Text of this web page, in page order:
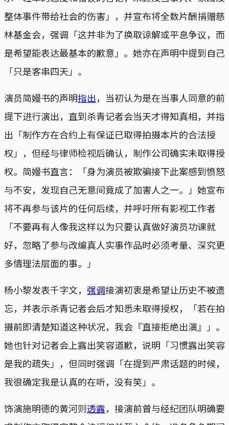
整体事件带给社会的伤害」，并宣布将全数片酬捐赠慈
林基金会，强调「这并非为了换取谅解或平息争议，而
是希望能表达最基本的歉意」。她亦在声明中提到自己
「只是客串四天」。
演员简嫚书的声明指出，当初认为是在当事人同意的前
提下进行演出，直到杀青记者会当天才得知真相，并指
出「制作方在合约上有保证已取得拍摄本片的合法授
权」，但经与律师检视后确认，制作公司确实未取得授
权。简嫚书直言：「身为演员被欺骗接下此案感到愤怒
与不安，发现自己无意间竟成了加害人之一。」她宣布
将不再参与该片的任何后续，并呼吁所有影视工作者
「不要再有人像我这样以为只要认真做好演员功课就
好，忽略了参与改编真人实事作品时必须考量、深究更
多情理法层面的事。」
杨小黎发表千字文， 强调接演初衷是希望让历史不被遗
忘，并表示杀青记者会后才知悉未取得授权，「若在拍
摄前即清楚知道这种状况，我会『直接拒绝出演』」。
她也针对记者会上露出笑容道歉，说明「习惯露出笑容
是我的疏失」，但同时强调「在提到严肃话题的时候，
我很确定我是认真的在听，没有笑」。
饰演施明德的黄河则透露，接演前曾与经纪团队明确要